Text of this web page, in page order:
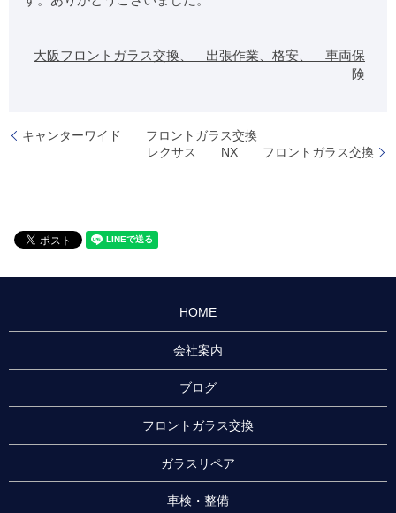
大阪フロントガラス交換、 出張作業、格安、 車両保
険
キャンターワイド フロントガラス交換
レクサス NX フロントガラス交換
HOME
会社案内
ブログ
フロントガラス交換
ガラスリペア
車検・整備